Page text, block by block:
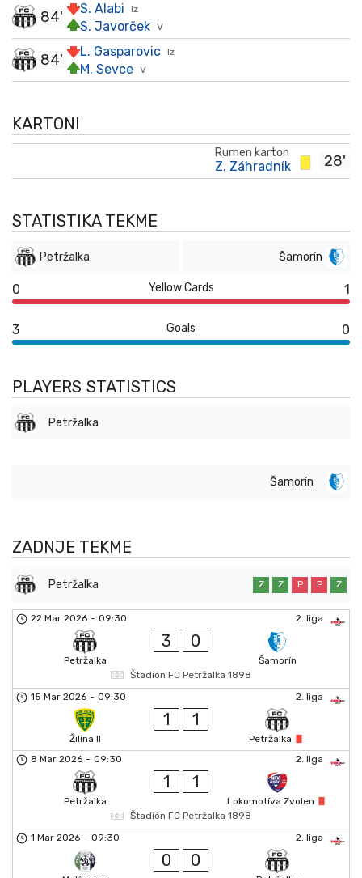
Iz
S. Alabi
V
S. Javorček
84'
Iz
L. Gasparovic
V
M. Sevce
84'
KARTONI
28'
Rumen karton
Z. Záhradník
STATISTIKA TEKME
Petržalka Šamorín
0 Yellow Cards 1
3 Goals 0
PLAYERS STATISTICS
Petržalka
Šamorín
ZADNJE TEKME
Petržalka Z Z P P Z
2. liga
22 Mar 2026 - 09:30
Petržalka
3 0
Šamorín
Štadión FC Petržalka 1898
2. liga
15 Mar 2026 - 09:30
Žilina II
1 1
Petržalka
2. liga
8 Mar 2026 - 09:30
Petržalka
1 1
Lokomotíva Zvolen
Štadión FC Petržalka 1898
2. liga
1 Mar 2026 - 09:30
0 0